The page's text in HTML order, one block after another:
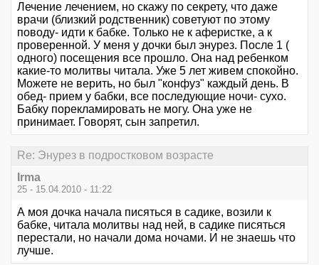
Лечение лечением, но скажу по секрету, что даже
врачи (близкий родственник) советуют по этому
поводу- идти к бабке. Только не к аферистке, а к
проверенной. У меня у дочки был энурез. После 1 (
одного) посещения все прошло. Она над ребенком
какие-то молитвы читала. Уже 5 лет живем спокойно.
Можете не верить, но был "конфуз" каждый день. В
обед- прием у бабки, все последующие ночи- сухо.
Бабку порекламировать не могу. Она уже не
принимает. Говорят, сын запретил.
Re: Энурез в подростковом возрасте
Irma
25 - 15.04.2010 - 11:22
А моя дочка начала писяться в садике, возили к
бабке, читала молитвы над ней, в садике писяться
перестали, но начали дома ночами. И не знаешь что
лучше.